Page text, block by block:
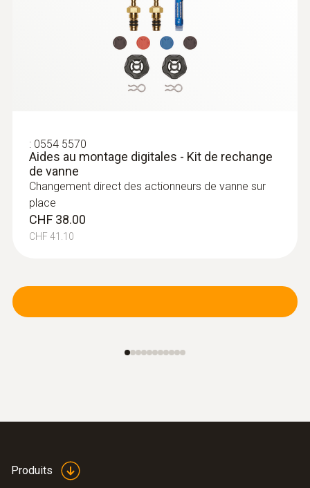
: 0554 5570
Aides au montage digitales - Kit de rechange
de vanne
Changement direct des actionneurs de vanne sur
place
CHF 38.00
CHF 41.10
Produits